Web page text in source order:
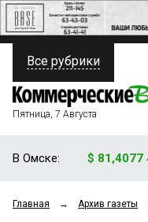
ПОЛИТИКА
ФИНАНСЫ
ОБЩЕСТВО
Все рубрики
Пятница, 7 Августа
В Омске: $ 81,4077
Главная → Архив газеты